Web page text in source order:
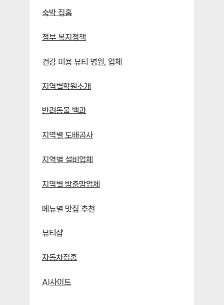
숙박 집홈
정부 복지정책
건강 미용 뷰티 병원, 업체
지역별학원소개
반려동물 백과
지역별 도배공사
지역별 설비업체
지역별 방충망업체
메뉴별 맛집 추천
뷰티샵
자동차집홈
AI사이트